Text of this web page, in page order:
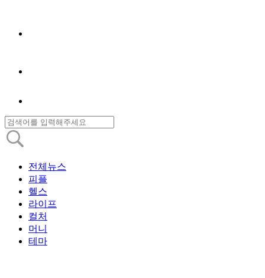
전체뉴스
피플
헬스
라이프
컬처
머니
테마